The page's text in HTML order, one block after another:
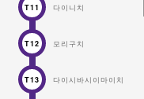
T11 다이니치
T12 모리구치
T13 다이시바시이마이치